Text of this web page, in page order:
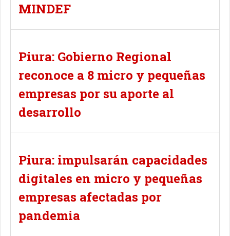
MINDEF
Piura: Gobierno Regional
reconoce a 8 micro y pequeñas
empresas por su aporte al
desarrollo
Piura: impulsarán capacidades
digitales en micro y pequeñas
empresas afectadas por
pandemia